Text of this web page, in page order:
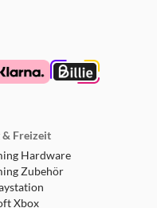
& Freizeit
Hardware
Zubehör
Xbox